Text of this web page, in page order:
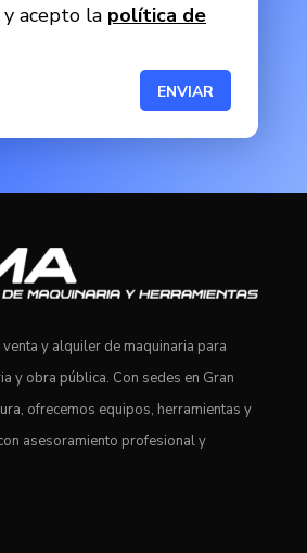
acepto la política de
ENVIAR
y alquiler de maquinaria para
y obra pública. Con sedes en Gran
ofrecemos equipos, herramientas y
asesoramiento profesional y